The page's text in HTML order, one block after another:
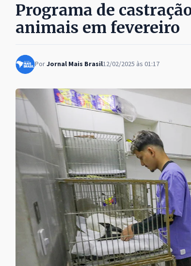
Programa de
animais em fevereiro
PorJornal Mais Brasil12/02/2025 às 01:17